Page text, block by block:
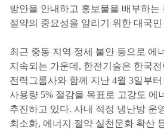
방안을 안내하고 홍보물을 배부하는
절약의 중요성을 알리기 위한 대국
최근 중동 지역 정세 불안 등으로 에
지속되는 가운데, 한전기술은 한국전
전력그룹사와 함께 지난 4월 3일부터
사용량 5% 절감을 목표로 고강도 에
추진하고 있다. 사내 적정 냉난방 운
최소화, 에너지 절약 실천문화 확산